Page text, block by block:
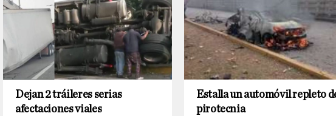
Dejan 2 tráileres serias
afectaciones viales
Estalla un automóvil repleto
pirotecnia